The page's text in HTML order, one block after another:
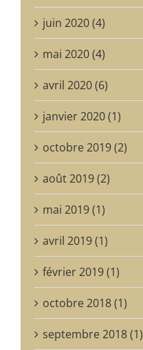
juin 2020 (4)
mai 2020 (4)
avril 2020 (6)
janvier 2020 (1)
octobre 2019 (2)
août 2019 (2)
mai 2019 (1)
avril 2019 (1)
février 2019 (1)
octobre 2018 (1)
septembre 2018 (1)